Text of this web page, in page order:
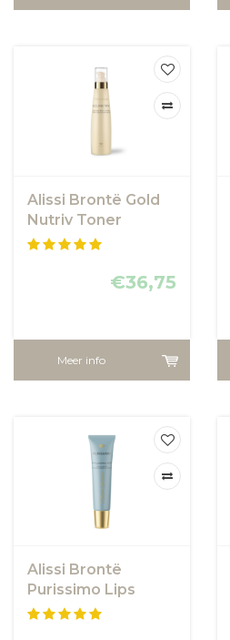
Alissi Brontë Gold
Nutriv Toner
€36,75
Meer info
Alissi Brontë
Purissimo Lips
Voluminizer 15 ml